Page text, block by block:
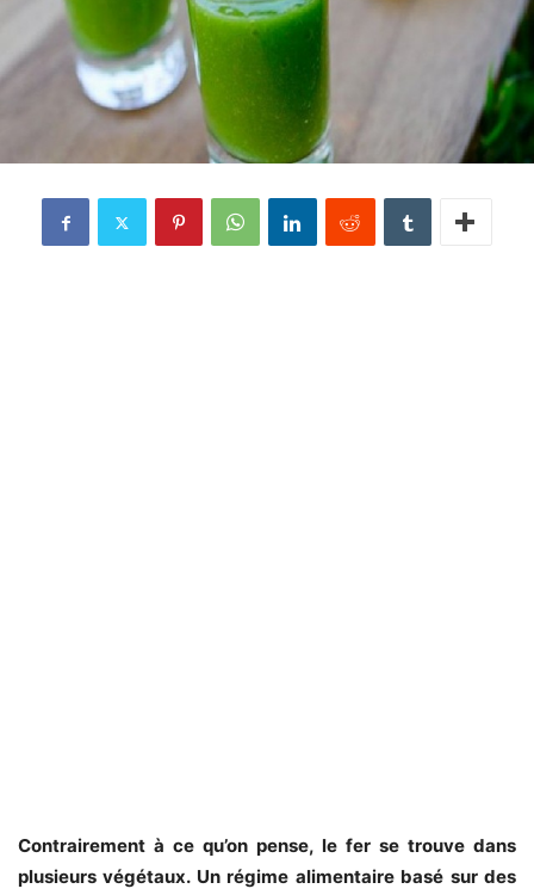
Contrairement à ce qu’on pense, le fer se trouve dans
plusieurs végétaux. Un régime alimentaire basé sur des